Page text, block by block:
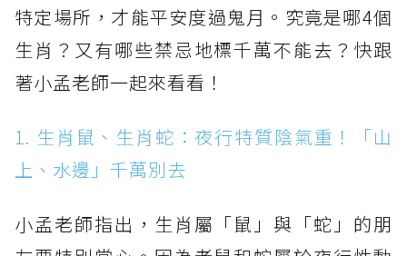
特定場所，才能平安度過鬼月。究竟是哪4個
生肖？又有哪些禁忌地標千萬不能去？快跟
著小孟老師一起來看看！
1. 生肖鼠、生肖蛇：夜行特質陰氣重！「山
上、水邊」千萬別去
小孟老師指出，生肖屬「鼠」與「蛇」的朋